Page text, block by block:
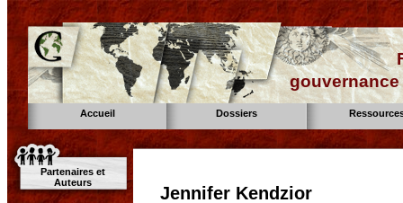
Accueil Dossiers
Partenaires et
Auteurs
Jennifer Kendzior